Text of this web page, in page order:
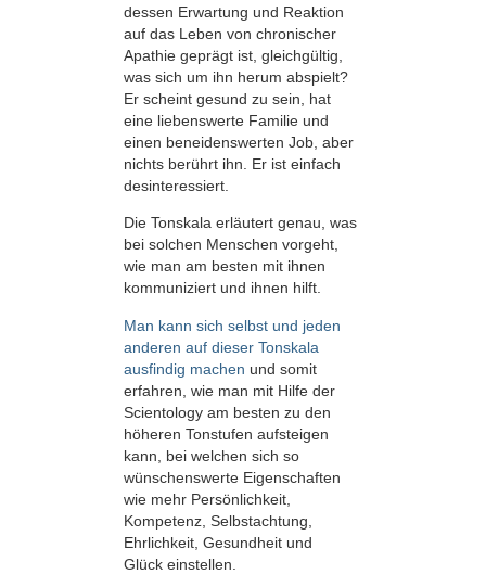
dessen Erwartung und Reaktion
auf das Leben von chronischer
Apathie geprägt ist, gleichgültig,
was sich um ihn herum abspielt?
Er scheint gesund zu sein, hat
eine liebenswerte Familie und
einen beneidenswerten Job, aber
nichts berührt ihn. Er ist einfach
desinteressiert.
Die Tonskala erläutert genau, was
bei solchen Menschen vorgeht,
wie man am besten mit ihnen
kommuniziert und ihnen hilft.
Man kann sich selbst und jeden
anderen auf dieser Tonskala
ausfindig machen und somit
erfahren, wie man mit Hilfe der
Scientology am besten zu den
höheren Tonstufen aufsteigen
kann, bei welchen sich so
wünschenswerte Eigenschaften
wie mehr Persönlichkeit,
Kompetenz, Selbstachtung,
Ehrlichkeit, Gesundheit und
Glück einstellen.